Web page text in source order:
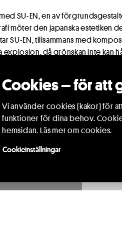
Cookies – för att
Vi använder cookies (kakor) för
funktioner för dina behov.
hemsidan.Läs mer om cookies.
Cookieinställningar
SU-EN, en av
möter den japanska estetiken
SU-EN, tillsammans med
explosion, då grönskan inte kan
dansform med rötter i det
och natur, där